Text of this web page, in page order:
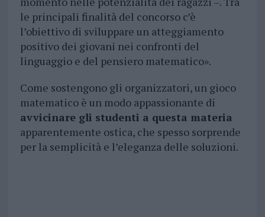
le principali finalità del concorso c’è
l’obiettivo di sviluppare un atteggiamento
positivo dei giovani nei confronti del
linguaggio e del pensiero matematico».
Come sostengono gli organizzatori, un gioco
matematico è un modo appassionante di
avvicinare gli studenti a questa materia
apparentemente ostica, che spesso sorprende
per la semplicità e l’eleganza delle soluzioni.